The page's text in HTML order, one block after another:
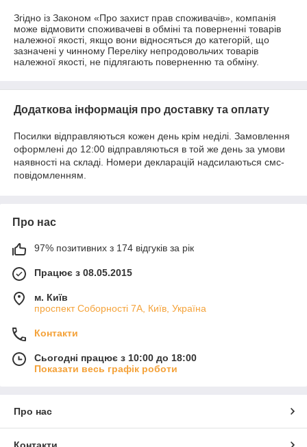
Згідно із Законом «Про захист прав споживачів», компанія
може відмовити споживачеві в обміні та поверненні товарів
належної якості, якщо вони відносяться до категорій, що
зазначені у чинному Переліку непродовольчих товарів
належної якості, не підлягають поверненню та обміну.
Додаткова інформація про доставку та оплату
Посилки відправляються кожен день крім неділі. Замовлення
оформлені до 12:00 відправляються в той же день за умови
наявності на складі. Номери декларацій надсилаються смс-
повідомленням.
Про нас
97% позитивних з 174 відгуків за рік
Працює з 08.05.2015
м. Київ
проспект Соборності 7А, Київ, Україна
Контакти
Сьогодні працює з 10:00 до 18:00
Показати весь графік роботи
Про нас